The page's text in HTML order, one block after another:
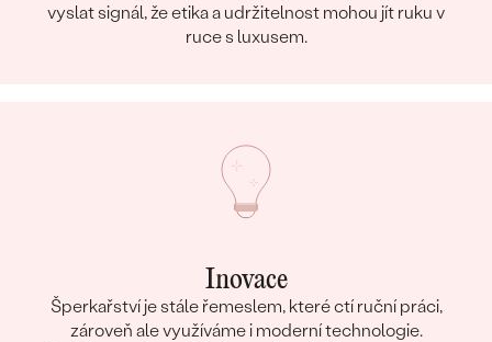
vyslat signál, že etika a udržitelnost mohou jít ruku v
ruce s luxusem.
Inovace
Šperkařství je stále řemeslem, které ctí ruční práci,
zároveň ale využíváme i moderní technologie.